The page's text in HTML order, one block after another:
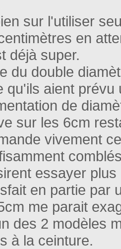
sur l'utiliser
en
déjà super.
du double
qu'ils aient prévu
de
sur les 6cm
vivement
essayer
en partie par
me parait
des 2 modèles
à la ceinture.